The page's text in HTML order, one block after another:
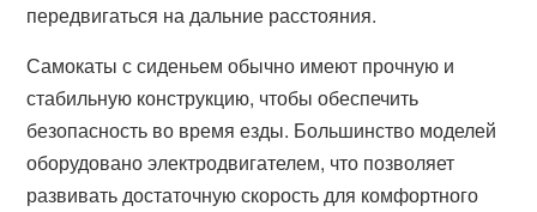
передвигаться на дальние расстояния.
Самокаты с сиденьем обычно имеют прочную и
стабильную конструкцию, чтобы обеспечить
безопасность во время езды. Большинство моделей
оборудовано электродвигателем, что позволяет
развивать достаточную скорость для комфортного